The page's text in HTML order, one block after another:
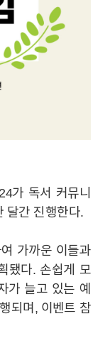
가 독서 커뮤니
달간 진행한다.
가까운 이들과
됐다. 손쉽게 모
가 늘고 있는 예
되며, 이벤트 참